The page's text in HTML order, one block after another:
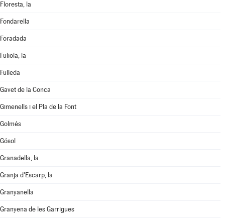
Floresta, la
Fondarella
Foradada
Fuliola, la
Fulleda
Gavet de la Conca
Gimenells i el Pla de la Font
Golmés
Gósol
Granadella, la
Granja d'Escarp, la
Granyanella
Granyena de les Garrigues